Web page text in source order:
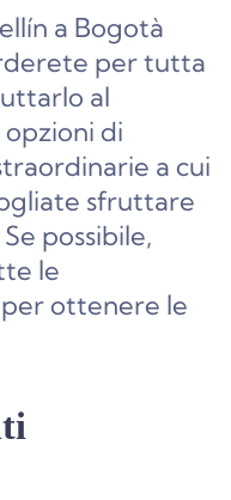
a Bogotà
per tutta
al
opzioni di
a cui
sfruttare
possibile,
le
ottenere le